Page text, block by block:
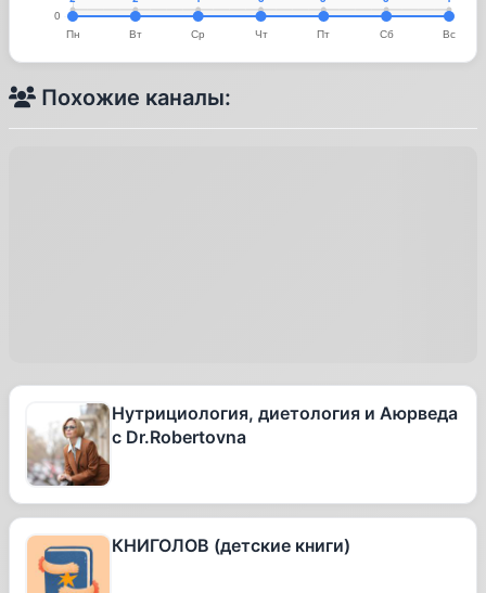
Похожие каналы:
Нутрициология, диетология и Аюрведа
с Dr.Robertovna
КНИГОЛОВ (детские книги)